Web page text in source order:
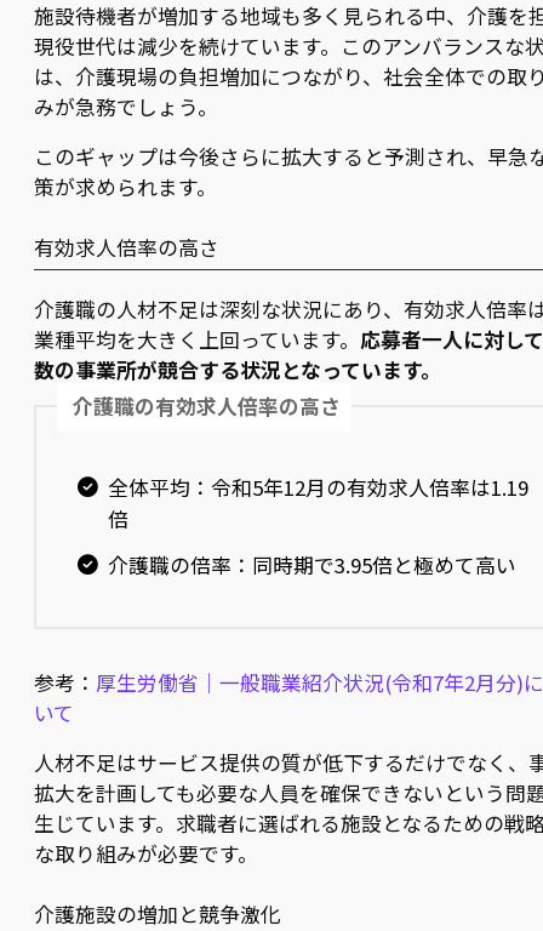
施設待機者が増加する地域も多く見られる中、介護を
現役世代は減少を続けています。このアンバランスな
は、介護現場の負担増加につながり、社会全体での取
みが急務でしょう。
このギャップは今後さらに拡大すると予測され、早急
策が求められます。
有効求人倍率の高さ
介護職の人材不足は深刻な状況にあり、有効求人倍率
業種平均を大きく上回っています。 応募者一人に対し
数の事業所が競合する状況となっています。
介護職の有効求人倍率の高さ
全体平均：令和5年12月の有効求人倍率は1.19
倍
介護職の倍率：同時期で3.95倍と極めて高い
参考： 厚生労働省｜一般職業紹介状況(令和7年2月分)
いて
人材不足はサービス提供の質が低下するだけでなく、
拡大を計画しても必要な人員を確保できないという問
生じています。求職者に選ばれる施設となるための戦
な取り組みが必要です。
介護施設の増加と競争激化